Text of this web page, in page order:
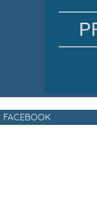
FACEBOOK